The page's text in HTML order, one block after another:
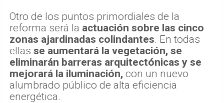
Otro de los puntos primordiales de la
reforma será la actuación sobre las cinco
zonas ajardinadas colindantes. En todas
ellas se aumentará la vegetación, se
eliminarán barreras arquitectónicas y se
mejorará la iluminación, con un nuevo
alumbrado público de alta eficiencia
energética.